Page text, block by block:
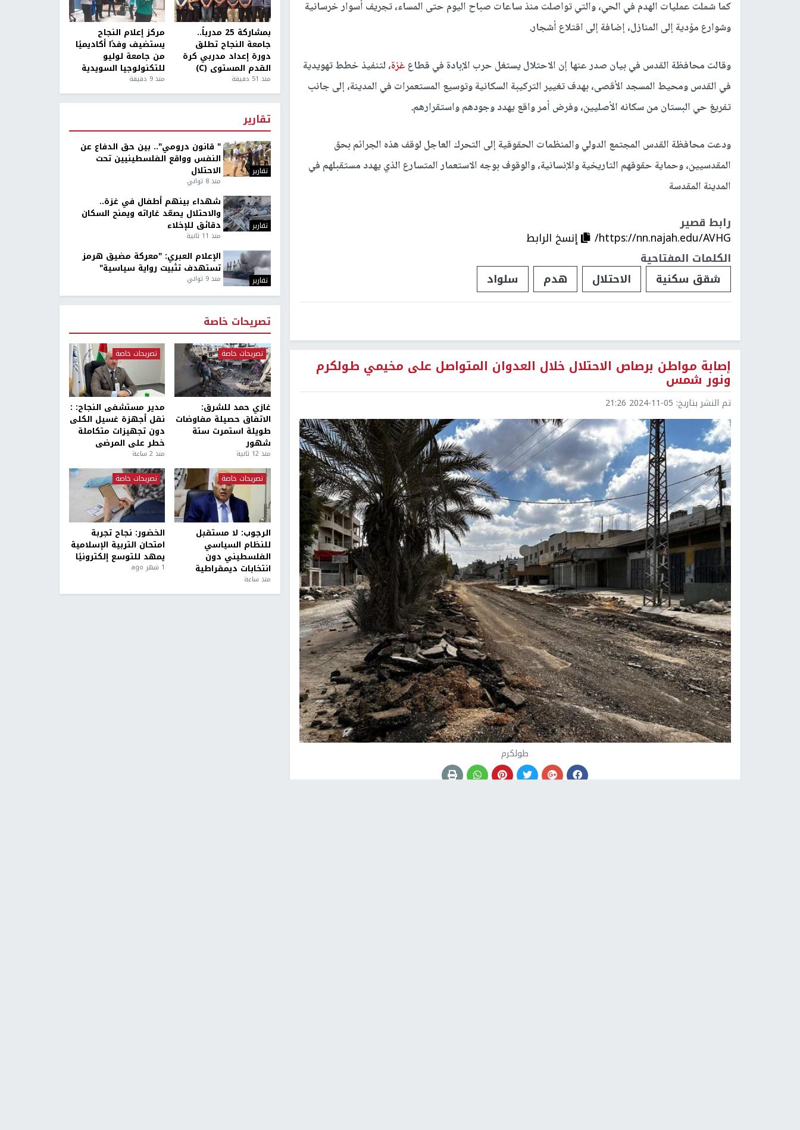
كما شملت عمليات الهدم في الحي، والتي تواصلت منذ ساعات صباح اليوم حتى المساء، تجريف أسوار خرسانية
وشوارع مؤدية إلى المنازل، إضافة إلى اقتلاع أشجار.
وقالت محافظة القدس في بيان صدر عنها إن الاحتلال يستغل حرب الإبادة في قطاع غزة، لتنفيذ خطط تهويدية
في القدس ومحيط المسجد الأقصى، بهدف تغيير التركيبة السكانية وتوسيع المستعمرات في المدينة، إلى جانب
تفريغ حي البستان من سكانه الأصليين، وفرض أمر واقع يهدد وجودهم واستقرارهم.
ودعت محافظة القدس المجتمع الدولي والمنظمات الحقوقية إلى التحرك العاجل لوقف هذه الجرائم بحق
المقدسيين، وحماية حقوقهم التاريخية والإنسانية، والوقوف بوجه الاستعمار المتسارع الذي يهدد مستقبلهم في
المدينة المقدسة
رابط قصير
https://nn.najah.edu/AVHG/
إنسخ الرابط
الكلمات المفتاحية
شقق سكنية
الاحتلال هدم سلواد
إصابة مواطن برصاص الاحتلال خلال العدوان المتواصل على مخيمي طولكرم
ونور شمس
تم النشر بتاريخ: 2024-11-05 21:26
طولكرم
بمشاركة 25 مدرباً..
جامعة النجاح تطلق
دورة إعداد مدربي كرة
القدم المستوى (C)
منذ 51 دقيقة
مركز إعلام النجاح
يستضيف وفدًا أكاديميًا
من جامعة لوليو
للتكنولوجيا السويدية
منذ 9 دقيقة
تقارير
تقارير
" قانون درومي".. بين حق الدفاع عن
النفس وواقع الفلسطينيين تحت
الاحتلال
منذ 8 ثواني
تقارير
شهداء بينهم أطفال في غزة..
والاحتلال يصعّد غاراته ويمنح السكان
دقائق للإخلاء
منذ 11 ثانية
تقارير
الإعلام العبري: "معركة مضيق هرمز
تستهدف تثبيت رواية سياسية"
منذ 9 ثواني
تصريحات خاصة
تصريحات خاصة
غازي حمد للشرق:
الاتفاق حصيلة مفاوضات
طويلة استمرت ستة
شهور
منذ 12 ثانية
تصريحات خاصة
مدير مستشفى النجاح: :
نقل أجهزة غسيل الكلى
دون تجهيزات متكاملة
خطر على المرضى
منذ 2 ساعة
تصريحات خاصة
الرجوب: لا مستقبل
للنظام السياسي
الفلسطيني دون
انتخابات ديمقراطية
منذ ساعة
تصريحات خاصة
الخضور: نجاح تجربة
امتحان التربية الإسلامية
يمهد للتوسع إلكترونيًا
1 شهر ago